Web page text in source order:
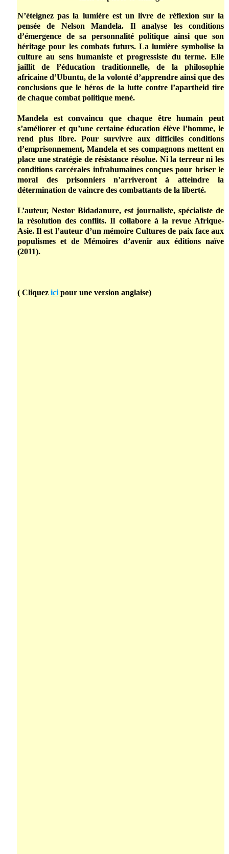
N’éteignez pas la lumière est un livre de réflexion sur la
pensée de Nelson Mandela. Il analyse les conditions
d’émergence de sa personnalité politique ainsi que son
héritage pour les combats futurs. La lumière symbolise la
culture au sens humaniste et progressiste du terme. Elle
jaillit de l’éducation traditionnelle, de la philosophie
africaine d’Ubuntu, de la volonté d’apprendre ainsi que des
conclusions que le héros de la lutte contre l’apartheid tire
de chaque combat politique mené.
Mandela est convaincu que chaque être humain peut
s’améliorer et qu’une certaine éducation élève l’homme, le
rend plus libre. Pour survivre aux difficiles conditions
d’emprisonnement, Mandela et ses compagnons mettent en
place une stratégie de résistance résolue. Ni la terreur ni les
conditions carcérales infrahumaines conçues pour briser le
moral des prisonniers n’arriveront à atteindre la
détermination de vaincre des combattants de la liberté.
L’auteur, Nestor Bidadanure, est journaliste, spécialiste de
la résolution des conflits. Il collabore à la revue Afrique-
Asie. Il est l’auteur d’un mémoire Cultures de paix face aux
populismes et de Mémoires d’avenir aux éditions naïve
(2011).
( Cliquez icipour une version anglaise)